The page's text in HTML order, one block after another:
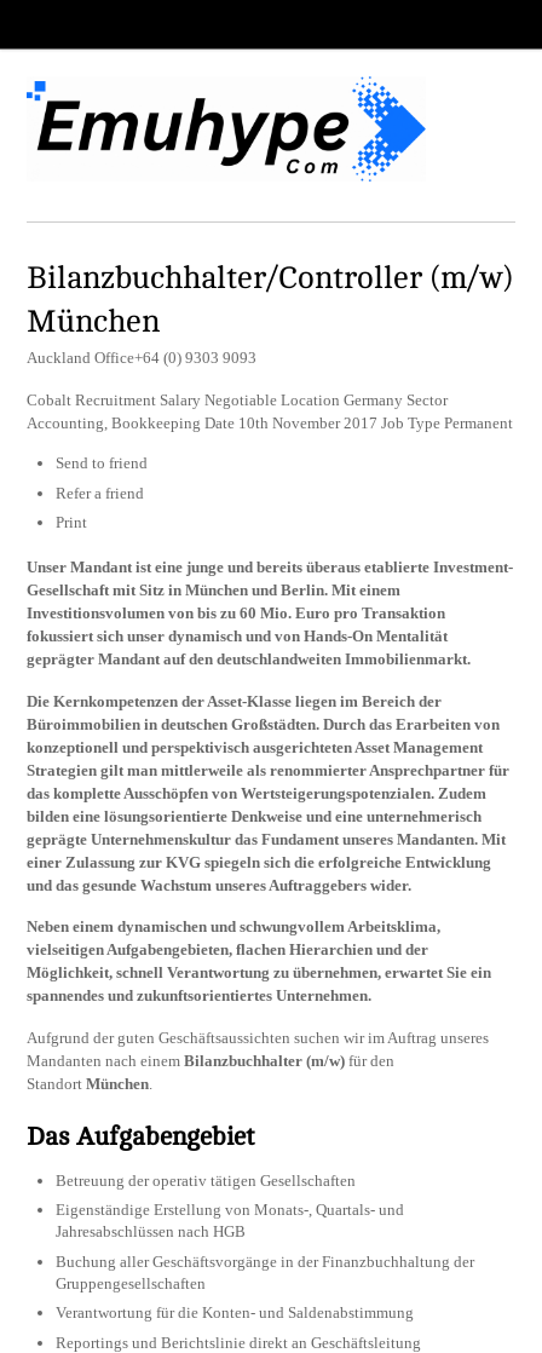
Bilanzbuchhalter/Controller (m/w)
München
Auckland Office+64 (0) 9303 9093
Cobalt Recruitment Salary Negotiable Location Germany Sector
Accounting, Bookkeeping Date 10th November 2017 Job Type Permanent
Send to friend
Refer a friend
Print
Unser Mandant ist eine junge und bereits überaus etablierte Investment-
Gesellschaft mit Sitz in München und Berlin. Mit einem
Investitionsvolumen von bis zu 60 Mio. Euro pro Transaktion
fokussiert sich unser dynamisch und von Hands-On Mentalität
geprägter Mandant auf den deutschlandweiten Immobilienmarkt.
Die Kernkompetenzen der Asset-Klasse liegen im Bereich der
Büroimmobilien in deutschen Großstädten. Durch das Erarbeiten von
konzeptionell und perspektivisch ausgerichteten Asset Management
Strategien gilt man mittlerweile als renommierter Ansprechpartner für
das komplette Ausschöpfen von Wertsteigerungspotenzialen. Zudem
bilden eine lösungsorientierte Denkweise und eine unternehmerisch
geprägte Unternehmenskultur das Fundament unseres Mandanten.Mit
einer Zulassung zur KVG spiegeln sich die erfolgreiche Entwicklung
und das gesunde Wachstum unseres Auftraggebers wider.
Neben einem dynamischen und schwungvollem Arbeitsklima,
vielseitigen Aufgabengebieten, flachen Hierarchien und der
Möglichkeit, schnell Verantwortung zu übernehmen, erwartet Sie ein
spannendes und zukunftsorientiertes Unternehmen.
Aufgrund der guten Geschäftsaussichten suchen wir im Auftrag unseres
Mandanten nach einemBilanzbuchhalter (m/w) für den
StandortMünchen.
Das Aufgabengebiet
Betreuung der operativ tätigen Gesellschaften
Eigenständige Erstellung von Monats-, Quartals- und
Jahresabschlüssen nach HGB
Buchung aller Geschäftsvorgänge in der Finanzbuchhaltung der
Gruppengesellschaften
Verantwortung für die Konten- und Saldenabstimmung
Reportings und Berichtslinie direkt an Geschäftsleitung